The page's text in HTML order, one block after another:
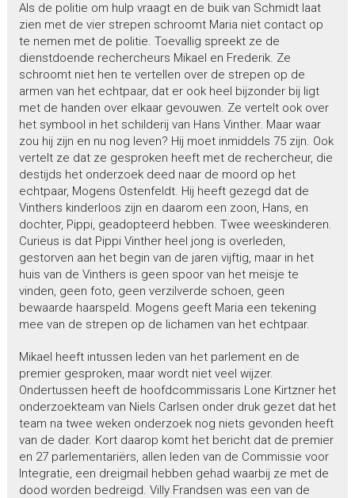
Als de politie om hulp vraagt en de buik van Schmidt laat
zien met de vier strepen schroomt Maria niet contact op
te nemen met de politie. Toevallig spreekt ze de
dienstdoende rechercheurs Mikael en Frederik. Ze
schroomt niet hen te vertellen over de strepen op de
armen van het echtpaar, dat er ook heel bijzonder bij ligt
met de handen over elkaar gevouwen. Ze vertelt ook over
het symbool in het schilderij van Hans Vinther. Maar waar
zou hij zijn en nu nog leven? Hij moet inmiddels 75 zijn. Ook
vertelt ze dat ze gesproken heeft met de rechercheur, die
destijds het onderzoek deed naar de moord op het
echtpaar, Mogens Ostenfeldt. Hij heeft gezegd dat de
Vinthers kinderloos zijn en daarom een zoon, Hans, en
dochter, Pippi, geadopteerd hebben. Twee weeskinderen.
Curieus is dat Pippi Vinther heel jong is overleden,
gestorven aan het begin van de jaren vijftig, maar in het
huis van de Vinthers is geen spoor van het meisje te
vinden, geen foto, geen verzilverde schoen, geen
bewaarde haarspeld. Mogens geeft Maria een tekening
mee van de strepen op de lichamen van het echtpaar.
Mikael heeft intussen leden van het parlement en de
premier gesproken, maar wordt niet veel wijzer.
Ondertussen heeft de hoofdcommissaris Lone Kirtzner het
onderzoekteam van Niels Carlsen onder druk gezet dat het
team na twee weken onderzoek nog niets gevonden heeft
van de dader. Kort daarop komt het bericht dat de premier
en 27 parlementariërs, allen leden van de Commissie voor
Integratie, een dreigmail hebben gehad waarbij ze met de
dood worden bedreigd. Villy Frandsen was een van de